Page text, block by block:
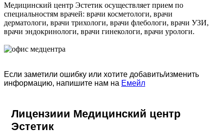
Медицинский центр Эстетик осуществляет прием по
специальностям врачей: врачи косметологи, врачи
дерматологи, врачи трихологи, врачи флебологи, врачи УЗИ,
врачи эндокринологи, врачи гинекологи, врачи урологи.
Если заметили ошибку или хотите добавить/изменить
информацию, напишите нам на Емейл
Лицензиии Медицинский центр
Эстетик